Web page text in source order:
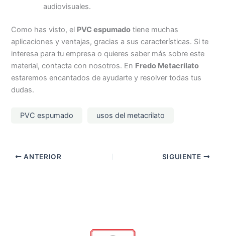
audiovisuales.
Como has visto, el PVC espumado tiene muchas
aplicaciones y ventajas, gracias a sus características. Si te
interesa para tu empresa o quieres saber más sobre este
material, contacta con nosotros. En Fredo Metacrilato
estaremos encantados de ayudarte y resolver todas tus
dudas.
PVC espumado usos del metacrilato
ANTERIOR SIGUIENTE